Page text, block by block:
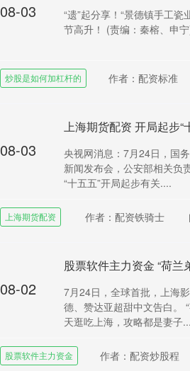
08-03
“遗”起分享！“景德镇手工
节高升！ (责编：秦榕、申
炒股是如何加杠杆的 作者：配资标准
08-03
央视网消息：7月24日，国
新闻发布会，公安部相关负
“十五五”开局起步有关....
上海期货配资 作者：配资铁骑士
08-02
7月24日，全球首批，上海
德、赞达亚超甜中文告白。
天逛吃上海，攻略都是妻子
股票软件主力资金 作者：配资炒股程